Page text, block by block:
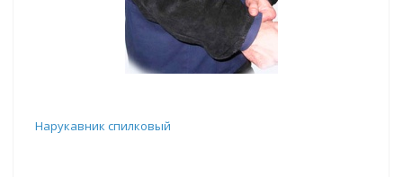
Нарукавник спилковый